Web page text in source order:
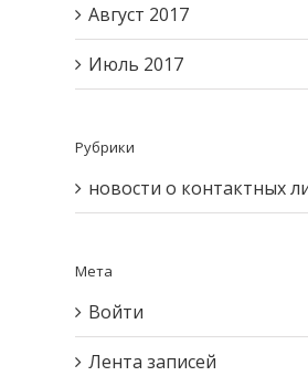
Август 2017
Июль 2017
Рубрики
новости о контактных
Мета
Войти
Лента записей